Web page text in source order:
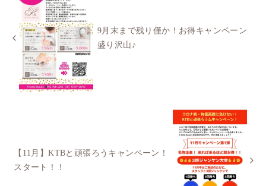
9月末まで残り僅か！お得キャンペーン
盛り沢山♪
【11月】KTBと頑張ろうキャンペーン！
スタート！！